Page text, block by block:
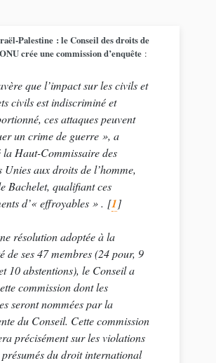
Palestine : le Conseil des droits de
crée une commission d’enquête:
que l’impact sur les civils et
civils est indiscriminé et
ces attaques peuvent
un crime de guerre », a
la Haut-Commissaire des
Unies aux droits de l’homme,
Bachelet, qualifiant ces
d’« effroyables » . [1]
résolution adoptée à la
de ses 47 membres (24 pour, 9
10 abstentions), le Conseil a
commission dont les
seront nommées par la
du Conseil. Cette commission
précisément sur les violations
présumés du droit international